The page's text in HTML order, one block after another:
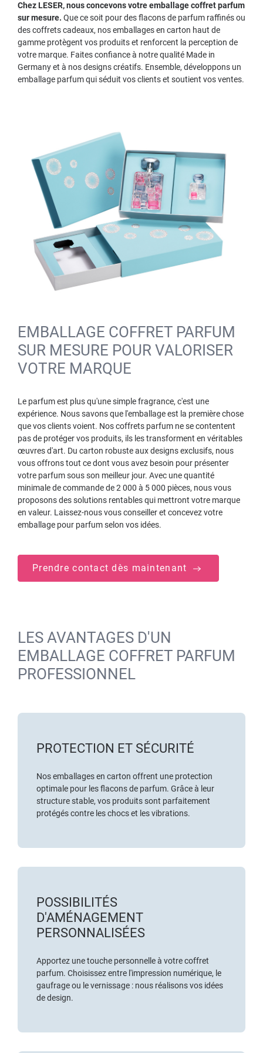
Chez LESER, nous concevons votre emballage coffret parfum
sur mesure. Que ce soit pour des flacons de parfum raffinés ou
des coffrets cadeaux, nos emballages en carton haut de
gamme protègent vos produits et renforcent la perception de
votre marque. Faites confiance à notre qualité Made in
Germany et à nos designs créatifs. Ensemble, développons un
emballage parfum qui séduit vos clients et soutient vos ventes.
EMBALLAGE COFFRET PARFUM
SUR MESURE POUR VALORISER
VOTRE MARQUE
Le parfum est plus qu'une simple fragrance, c'est une
expérience. Nous savons que l'emballage est la première chose
que vos clients voient. Nos coffrets parfum ne se contentent
pas de protéger vos produits, ils les transforment en véritables
œuvres d'art. Du carton robuste aux designs exclusifs, nous
vous offrons tout ce dont vous avez besoin pour présenter
votre parfum sous son meilleur jour. Avec une quantité
minimale de commande de 2 000 à 5 000 pièces, nous vous
proposons des solutions rentables qui mettront votre marque
en valeur. Laissez-nous vous conseiller et concevez votre
emballage pour parfum selon vos idées.
Prendre contact dès maintenant
LES AVANTAGES D'UN
EMBALLAGE COFFRET PARFUM
PROFESSIONNEL
PROTECTION ET SÉCURITÉ
Nos emballages en carton offrent une protection
optimale pour les flacons de parfum. Grâce à leur
structure stable, vos produits sont parfaitement
protégés contre les chocs et les vibrations.
POSSIBILITÉS
D'AMÉNAGEMENT
PERSONNALISÉES
Apportez une touche personnelle à votre coffret
parfum. Choisissez entre l'impression numérique, le
gaufrage ou le vernissage : nous réalisons vos idées
de design.